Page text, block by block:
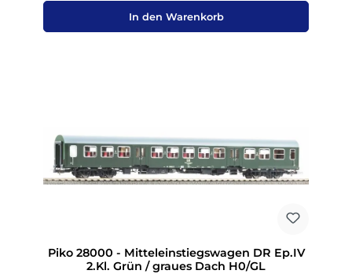
In den Warenkorb
Piko 28000 - Mitteleinstiegswagen DR Ep.IV
2.Kl. Grün / graues Dach H0/GL